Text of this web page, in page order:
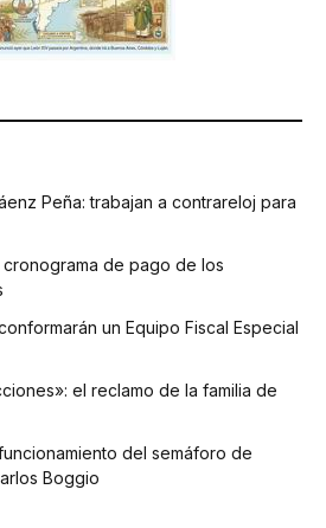
Peña: trabajan a contrareloj para
de pago de los
un Equipo Fiscal Especial
el reclamo de la familia de
del semáforo de
Boggio